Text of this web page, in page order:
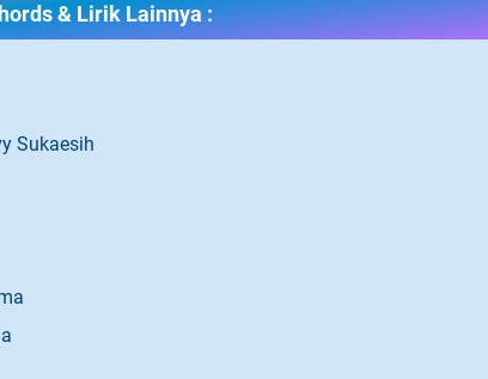
& Lirik Lainnya :
Sukaesih